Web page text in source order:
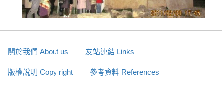
關於我們 About us 友站連結 Links
版權說明 Copy right 參考資料 References